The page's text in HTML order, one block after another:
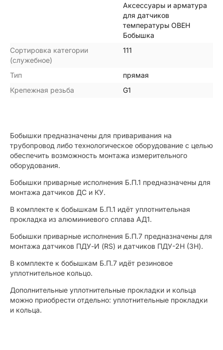
Аксессуары и арматура
для датчиков
температуры ОВЕН
Бобышка
Сортировка категории
(служебное)
111
Тип
прямая
Крепежная резьба
G1
Бобышки предназначены для приваривания на
трубопровод либо технологическое оборудование с целью
обеспечить возможность монтажа измерительного
оборудования.
Бобышки приварные исполнения Б.П.1 предназначены для
монтажа датчиков ДС и КУ.
В комплекте к бобышкам Б.П.1 идёт уплотнительная
прокладка из алюминиевого сплава АД1.
Бобышки приварные исполнения Б.П.7 предназначены для
монтажа датчиков ПДУ-И (RS) и датчиков ПДУ-2Н (3Н).
В комплекте к бобышкам Б.П.7 идёт резиновое
уплотнительное кольцо.
Дополнительные уплотнительные прокладки и кольца
можно приобрести отдельно: уплотнительные прокладки
и кольца.